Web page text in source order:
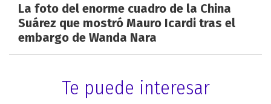
La foto del enorme cuadro de la China
Suárez que mostró Mauro Icardi tras el
embargo de Wanda Nara
Te puede interesar